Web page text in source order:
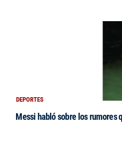
DEPORTES
Messi habló sobre los rumores